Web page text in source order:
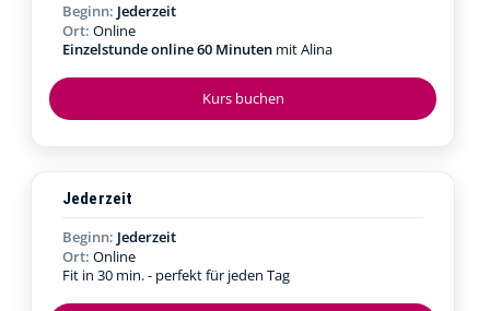
Kurs buchen
Beginn: Jederzeit
Ort: Online
Einzelstunde online 60 Minuten mit Alina
Jederzeit
Beginn: Jederzeit
Ort: Online
Fit in 30 min. - perfekt für jeden Tag